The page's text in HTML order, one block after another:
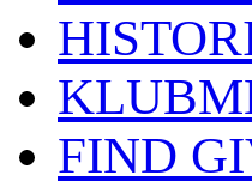
FIND